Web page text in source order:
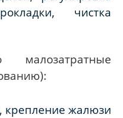
чистка
крепление жалюзи